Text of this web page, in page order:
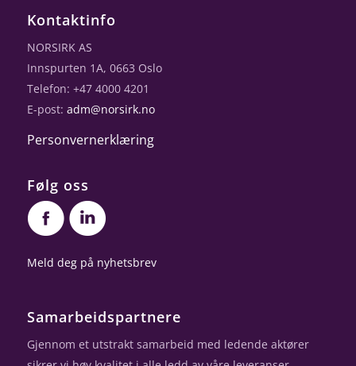
Kontaktinfo
NORSIRK AS
Innspurten 1A, 0663 Oslo
Telefon: +47 4000 4201
E-post: adm@norsirk.no
Personvernerklæring
Følg oss
Meld deg på nyhetsbrev
Samarbeidspartnere
Gjennom et utstrakt samarbeid med ledende aktører